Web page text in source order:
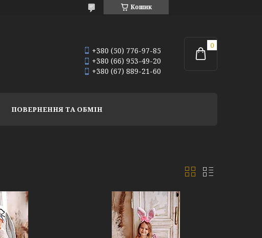
Кошик
+380 (50) 776-97-85
+380 (66) 953-49-20
+380 (67) 889-21-60
ПОВЕРНЕННЯ ТА ОБМІН